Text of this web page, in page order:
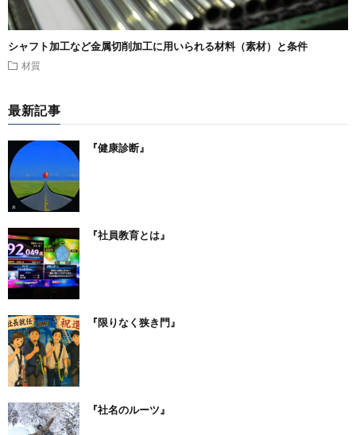
シャフト加工など金属切削加工に用いられる材料（素材）と条件
材質
最新記事
『健康診断』
『社員教育とは』
『限りなく狭き門』
『社名のルーツ』